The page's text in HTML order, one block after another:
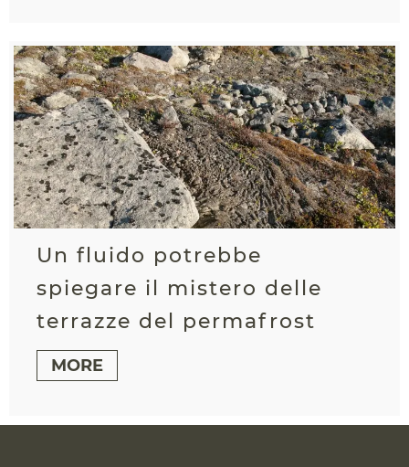
Un fluido potrebbe
spiegare il mistero delle
terrazze del permafrost
MORE